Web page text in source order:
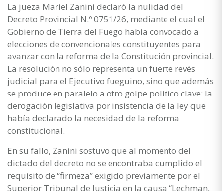
La jueza Mariel Zanini declaró la nulidad del
Decreto Provincial N.º 0751/26, mediante el cual el
Gobierno de Tierra del Fuego había convocado a
elecciones de convencionales constituyentes para
avanzar con la reforma de la Constitución provincial.
La resolución no sólo representa un fuerte revés
judicial para el Ejecutivo fueguino, sino que además
se produce en paralelo a otro golpe político clave: la
derogación legislativa por insistencia de la ley que
había declarado la necesidad de la reforma
constitucional.
En su fallo, Zanini sostuvo que al momento del
dictado del decreto no se encontraba cumplido el
requisito de “firmeza” exigido previamente por el
Superior Tribunal de Justicia en la causa “Lechman,